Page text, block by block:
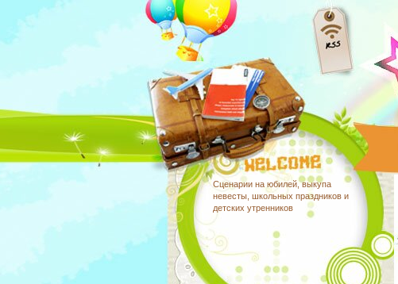
Сценарии на юбилей, выкупа
невесты, школьных праздников и
детских утренников